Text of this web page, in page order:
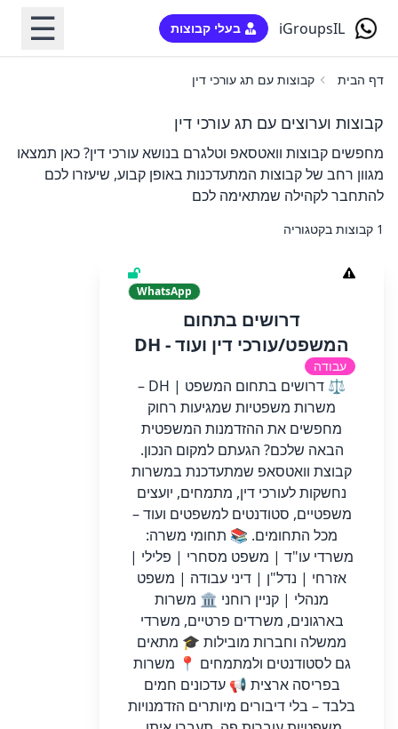
iGroupsIL בעלי קבוצות ☰
דף הבית קבוצות עם תג עורכי דין
קבוצות וערוצים עם תג עורכי דין
מחפשים קבוצות וואטסאפ וטלגרם בנושא עורכי דין? כאן תמצאו
מגוון רחב של קבוצות המתעדכנות באופן קבוע, שיעזרו לכם
להתחבר לקהילה שמתאימה לכם
1 קבוצות בקטגוריה
WhatsApp
דרושים בתחום
המשפט/עורכי דין ועוד - DH
עבודה
⚖️ דרושים בתחום המשפט | DH –
משרות משפטיות שמגיעות רחוק
מחפשים את ההזדמנות המשפטית
הבאה שלכם? הגעתם למקום הנכון.
קבוצת וואטסאפ שמתעדכנת במשרות
נחשקות לעורכי דין, מתמחים, יועצים
משפטיים, סטודנטים למשפטים ועוד –
מכל התחומים. 📚 תחומי משרה:
משרדי עו"ד | משפט מסחרי | פלילי |
אזרחי | נדל"ן | דיני עבודה | משפט
מנהלי | קניין רוחני 🏛️ משרות
בארגונים, משרדים פרטיים, משרדי
ממשלה וחברות מובילות 🎓 מתאים
גם לסטודנטים ולמתמחים 📍 משרות
בפריסה ארצית 📢 עדכונים חמים
בלבד – בלי דיבורים מיותרים הזדמנויות